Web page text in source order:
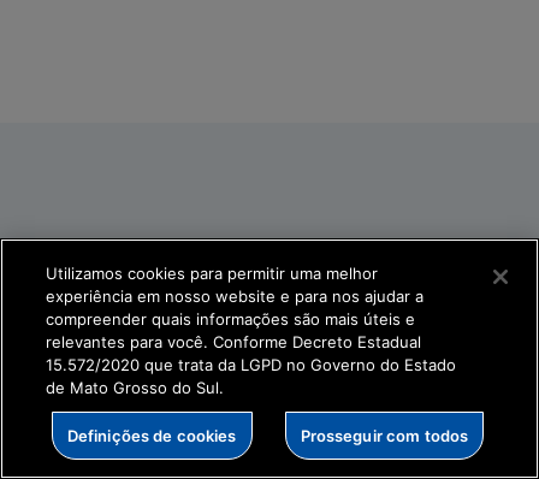
Utilizamos cookies para permitir uma melhor
experiência em nosso website e para nos ajudar a
compreender quais informações são mais úteis e
relevantes para você. Conforme Decreto Estadual
15.572/2020 que trata da LGPD no Governo do Estado
de Mato Grosso do Sul.
Definições de cookies Prosseguir com todos